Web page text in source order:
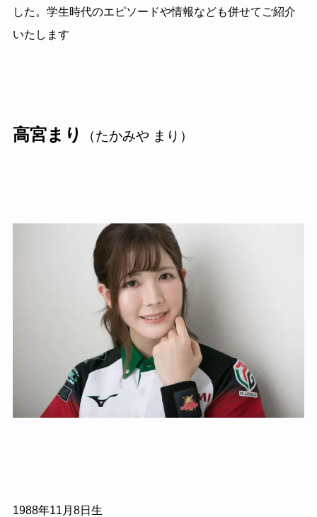
した。学生時代のエピソードや情報なども併せてご紹介
いたします
高宮まり （たかみや まり）
1988年11月8日生